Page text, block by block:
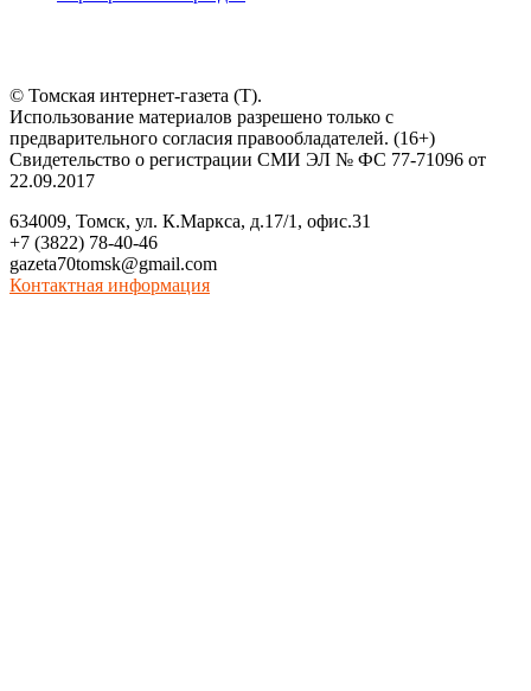
© Томская интернет-газета (Т).
Использование материалов разрешено только с
предварительного согласия правообладателей. (16+)
Свидетельство о регистрации СМИ ЭЛ № ФС 77-71096 от
22.09.2017
634009, Томск, ул. К.Маркса, д.17/1, офис.31
+7 (3822) 78-40-46
gazeta70tomsk@gmail.com
Контактная информация